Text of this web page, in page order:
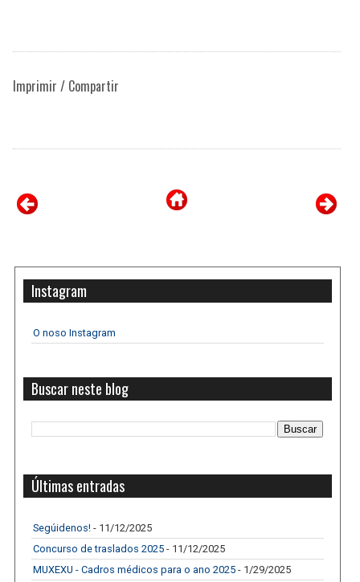
Imprimir / Compartir
Instagram
O noso Instagram
Buscar neste blog
Últimas entradas
Segúidenos! - 11/12/2025
Concurso de traslados 2025 - 11/12/2025
MUXEXU - Cadros médicos para o ano 2025 - 1/29/2025